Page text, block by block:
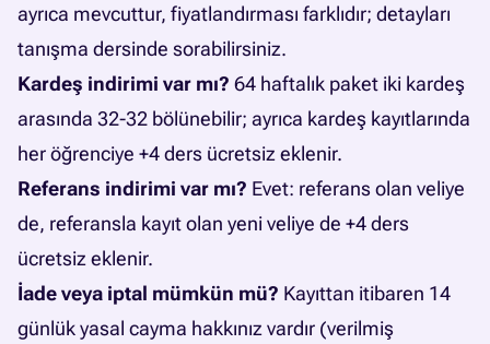
ayrıca mevcuttur, fiyatlandırması farklıdır; detayları
tanışma dersinde sorabilirsiniz.
Kardeş indirimi var mı? 64 haftalık paket iki kardeş
arasında 32-32 bölünebilir; ayrıca kardeş kayıtlarında
her öğrenciye +4 ders ücretsiz eklenir.
Referans indirimi var mı? Evet: referans olan veliye
de, referansla kayıt olan yeni veliye de +4 ders
ücretsiz eklenir.
İade veya iptal mümkün mü? Kayıttan itibaren 14
günlük yasal cayma hakkınız vardır (verilmiş